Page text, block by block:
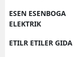
ESEN ESENBOGA
ELEKTRIK
ETILR ETILER GIDA